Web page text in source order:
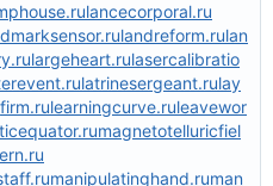
lancecorporal.ru
landreform.rulan
largeheart.rulasercalibratio
latrinesergeant.rulay
learningcurve.ruleavewor
magnetotelluricfiel
manipulatinghand.ruman